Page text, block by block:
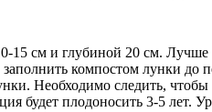
15 см и глубиной 20 см.
компостом лунки до
Необходимо следить,
плодоносить 3-5 лет.